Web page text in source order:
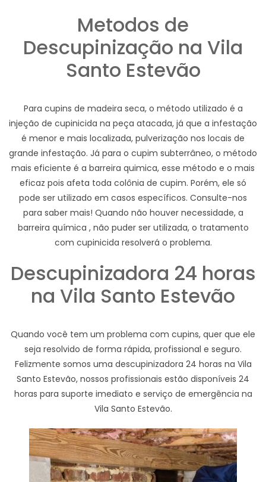
Metodos de
Descupinização na Vila
Santo Estevão
Para cupins de madeira seca, o método utilizado é a
injeção de cupinicida na peça atacada, já que a infestação
é menor e mais localizada, pulverização nos locais de
grande infestação. Já para o cupim subterrâneo, o método
mais eficiente é a barreira quimica, esse método e o mais
eficaz pois afeta toda colônia de cupim. Porém, ele só
pode ser utilizado em casos específicos. Consulte-nos
para saber mais! Quando não houver necessidade, a
barreira química , não puder ser utilizada, o tratamento
com cupinicida resolverá o problema.
Descupinizadora 24 horas
na Vila Santo Estevão
Quando você tem um problema com cupins, quer que ele
seja resolvido de forma rápida, profissional e seguro.
Felizmente somos uma descupinizadora 24 horas na Vila
Santo Estevão, nossos profissionais estão disponíveis 24
horas para suporte imediato e serviço de emergência na
Vila Santo Estevão.